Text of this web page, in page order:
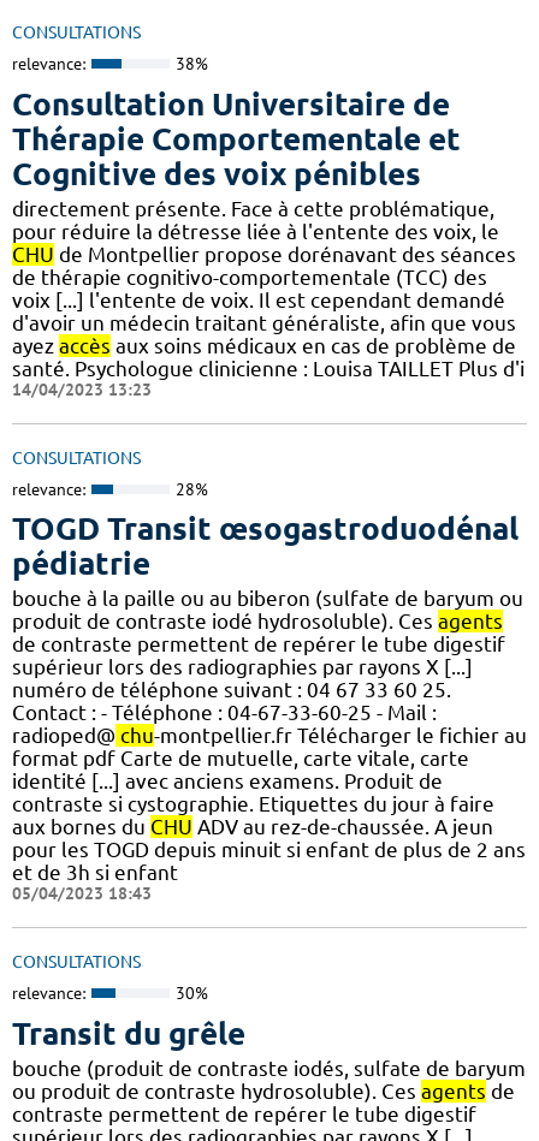
CONSULTATIONS
relevance: 38%
Consultation Universitaire de
Thérapie Comportementale et
Cognitive des voix pénibles
directement présente. Face à cette problématique,
pour réduire la détresse liée à l'entente des voix, le
CHU de Montpellier propose dorénavant des séances
de thérapie cognitivo-comportementale (TCC) des
voix [...] l'entente de voix. Il est cependant demandé
d'avoir un médecin traitant généraliste, afin que vous
ayez accès aux soins médicaux en cas de problème de
santé. Psychologue clinicienne : Louisa TAILLET Plus d'i
14/04/2023 13:23
CONSULTATIONS
relevance: 28%
TOGD Transit œsogastroduodénal
pédiatrie
bouche à la paille ou au biberon (sulfate de baryum ou
produit de contraste iodé hydrosoluble). Ces agents
de contraste permettent de repérer le tube digestif
supérieur lors des radiographies par rayons X [...]
numéro de téléphone suivant : 04 67 33 60 25.
Contact : - Téléphone : 04-67-33-60-25 - Mail :
radioped@ chu-montpellier.fr Télécharger le fichier au
format pdf Carte de mutuelle, carte vitale, carte
identité [...] avec anciens examens. Produit de
contraste si cystographie. Etiquettes du jour à faire
aux bornes du CHU ADV au rez-de-chaussée. A jeun
pour les TOGD depuis minuit si enfant de plus de 2 ans
et de 3h si enfant
05/04/2023 18:43
CONSULTATIONS
relevance: 30%
Transit du grêle
bouche (produit de contraste iodés, sulfate de baryum
ou produit de contraste hydrosoluble). Ces agents de
contraste permettent de repérer le tube digestif